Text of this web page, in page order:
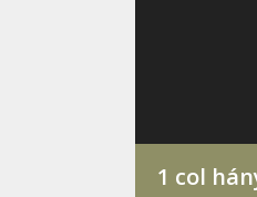
1 col